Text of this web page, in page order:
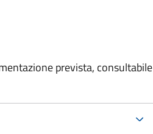
prevista, consultabile